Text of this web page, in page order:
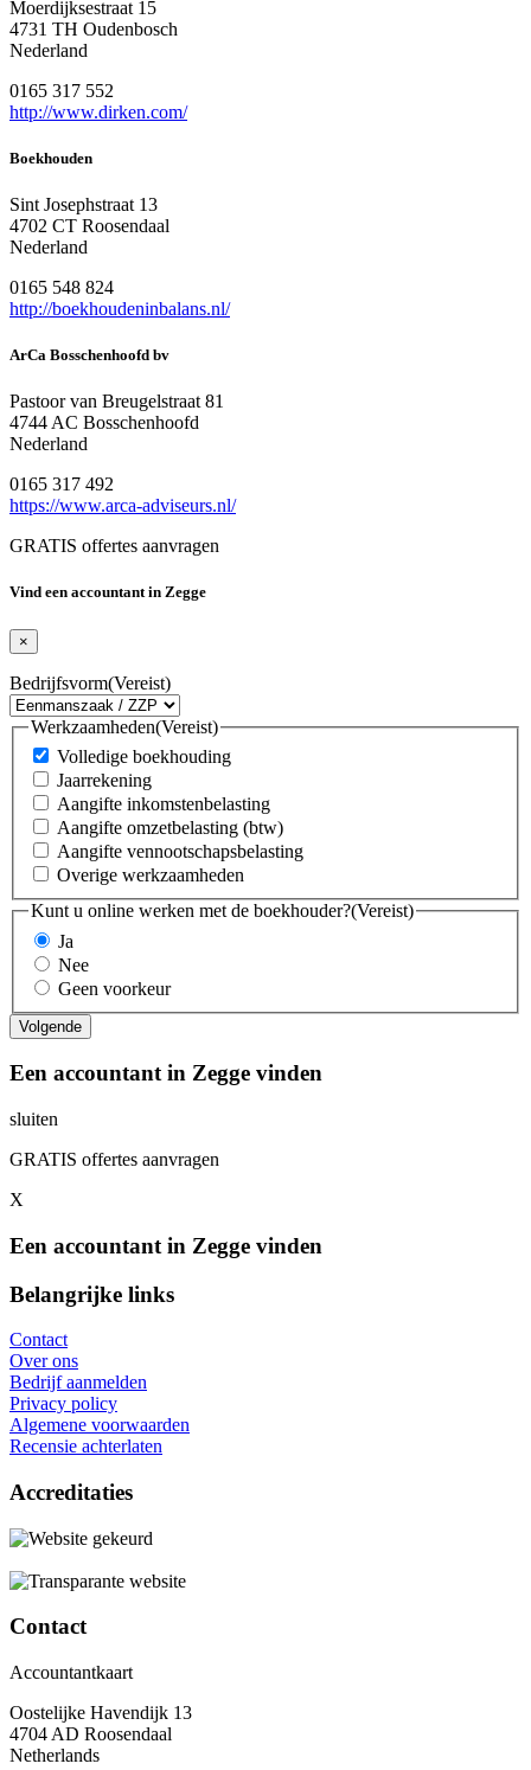
Moerdijksestraat 15
4731 TH Oudenbosch
Nederland
0165 317 552
http://www.dirken.com/
Boekhouden
Sint Josephstraat 13
4702 CT Roosendaal
Nederland
0165 548 824
http://boekhoudeninbalans.nl/
ArCa Bosschenhoofd bv
Pastoor van Breugelstraat 81
4744 AC Bosschenhoofd
Nederland
0165 317 492
https://www.arca-adviseurs.nl/
GRATIS offertes aanvragen
Vind een accountant in Zegge
×
Bedrijfsvorm(Vereist)
Werkzaamheden(Vereist)
Volledige boekhouding
Jaarrekening
Aangifte inkomstenbelasting
Aangifte omzetbelasting (btw)
Aangifte vennootschapsbelasting
Overige werkzaamheden
Kunt u online werken met de boekhouder?(Vereist)
Ja
Nee
Geen voorkeur
Een accountant in Zegge vinden
sluiten
GRATIS offertes aanvragen
X
Een accountant in Zegge vinden
Belangrijke links
Contact
Over ons
Bedrijf aanmelden
Privacy policy
Algemene voorwaarden
Recensie achterlaten
Accreditaties
Contact
Accountantkaart
Oostelijke Havendijk 13
4704 AD Roosendaal
Netherlands